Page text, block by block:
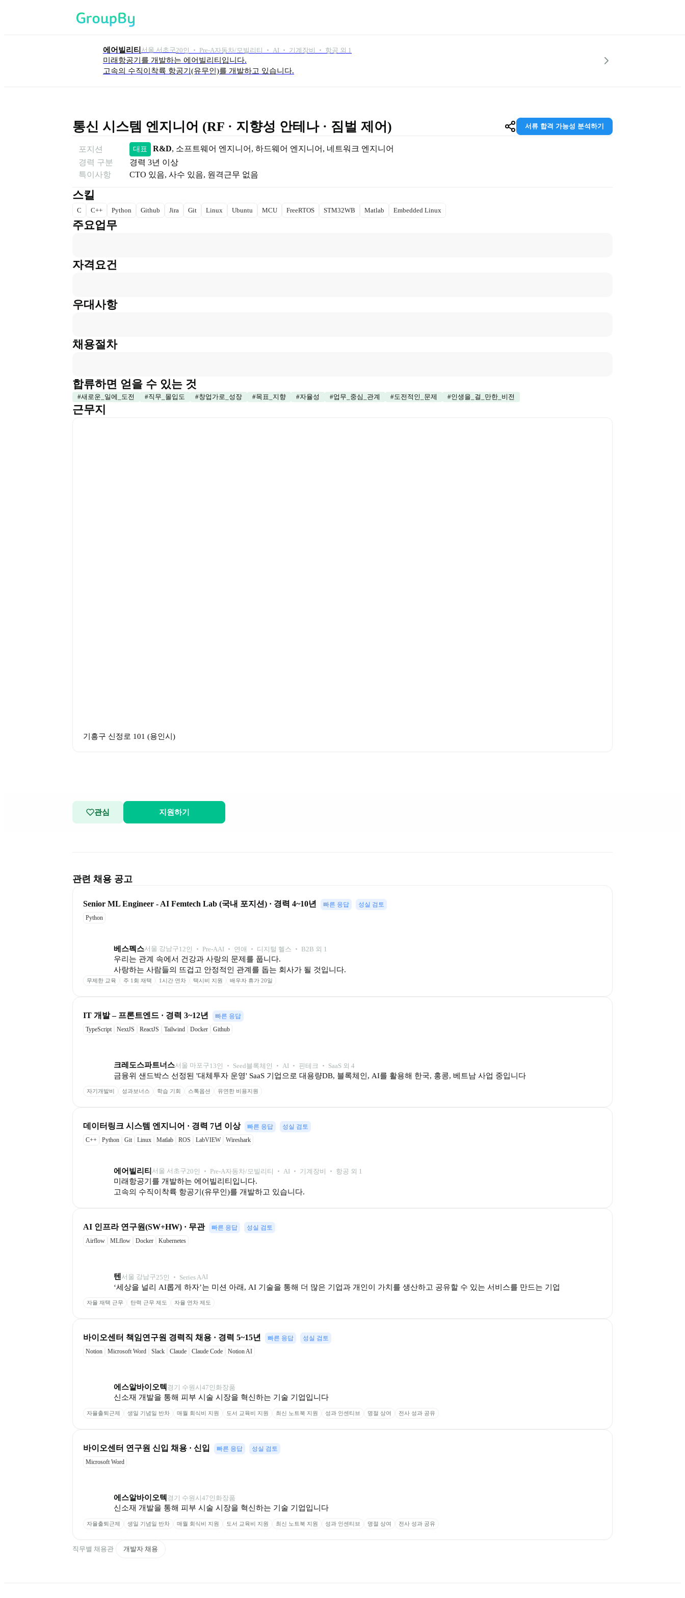
에어빌리티 서울 서초구20인 ‧ Pre-A자동차/모빌리티 ‧ AI ‧ 기계장비 ‧ 항공 외 1
미래항공기를 개발하는 에어빌리티입니다.
고속의 수직이착륙 항공기(유무인)를 개발하고 있습니다.
통신 시스템 엔지니어 (RF · 지향성 안테나 · 짐벌 제어) 서류 합격 가능성 분석하기
포지션 대표 R&D, 소프트웨어 엔지니어 , 하드웨어 엔지니어 , 네트워크 엔지니어
경력 구분
경력 3년 이상
특이사항
CTO 있음, 사수 있음, 원격근무 없음
스킬
C C++ Python Github Jira Git Linux Ubuntu MCU FreeRTOS STM32WB Matlab Embedded Linux
주요업무
자격요건
우대사항
채용절차
합류하면 얻을 수 있는 것
#새로운_일에_도전 #직무_몰입도 #창업가로_성장 #목표_지향 #자율성 #업무_중심_관계 #도전적인_문제 #인생을_걸_만한_비전
근무지
기흥구 신정로 101 (용인시 )
관심 지원하기
관련 채용 공고
Senior ML Engineer - AI Femtech Lab (국내 포지션) · 경력 4~10년 빠른 응답
성실 검토
Python
베스펙스서울 강남구12인 ‧ Pre-AAI ‧ 연애 ‧ 디지털 헬스 ‧ B2B 외 1
우리는 관계 속에서 건강과 사랑의 문제를 풉니다.
사랑하는 사람들의 뜨겁고 안정적인 관계를 돕는 회사가 될 것입니다.
무제한 교육 주 1회 재택 1시간 연차 택시비 지원 배우자 휴가 20일
IT 개발 – 프론트엔드 · 경력 3~12년
빠른 응답
TypeScript
NextJS ReactJS Tailwind Docker Github
크레도스파트너스서울 마포구13인 ‧ Seed블록체인 ‧ AI ‧ 핀테크 ‧ SaaS 외 4
금융위 샌드박스 선정된 '대체투자 운영' SaaS 기업으로 대용량DB, 블록체인, AI를 활용해 한국, 홍콩, 베트남 사업 중입니다
자기개발비 성과보너스 학습 기회 스톡옵션 유연한 비용지원
데이터링크 시스템 엔지니어 · 경력 7년 이상 빠른 응답
성실 검토
C++
Python Git Linux Matlab ROS LabVIEW Wireshark
에어빌리티 서울 서초구20인 ‧ Pre-A자동차/모빌리티 ‧ AI ‧ 기계장비 ‧ 항공 외 1
미래항공기를 개발하는 에어빌리티입니다.
고속의 수직이착륙 항공기(유무인)를 개발하고 있습니다.
AI 인프라 연구원(SW+HW) · 무관 빠른 응답
성실 검토
Airflow
MLflow Docker Kubernetes
텐서울 강남구25인 ‧ Series AAI
‘세상을 널리 AI롭게 하자’는 미션 아래, AI 기술을 통해 더 많은 기업과 개인이 가치를 생산하고 공유할 수 있는 서비스를 만드는 기업
자율 재택 근무 탄력 근무 제도 자율 연차 제도
바이오센터 책임연구원 경력직 채용 · 경력 5~15년 빠른 응답
성실 검토
Notion
Microsoft Word Slack Claude Claude Code Notion AI
에스알바이오텍 경기 수원시 47인 화장품
신소재 개발을 통해 피부 시술 시장을 혁신하는 기술 기업입니다
자율출퇴근제 생일 기념일 반차 매월 회식비 지원 도서 교육비 지원 최신 노트북 지원 성과 인센티브 명절 상여 전사 성과 공유
바이오센터 연구원 신입 채용 · 신입 빠른 응답
성실 검토
Microsoft Word
에스알바이오텍 경기 수원시 47인 화장품
신소재 개발을 통해 피부 시술 시장을 혁신하는 기술 기업입니다
자율출퇴근제 생일 기념일 반차 매월 회식비 지원 도서 교육비 지원 최신 노트북 지원 성과 인센티브 명절 상여 전사 성과 공유
직무별 채용관 개발자 채용